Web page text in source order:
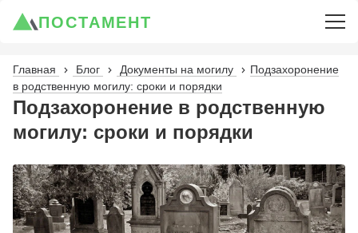
ПОСТАМЕНТ
Главная Блог Документы на могилу
Подзахоронение
в родственную могилу: сроки и порядки
Подзахоронение в родственную
могилу: сроки и порядки